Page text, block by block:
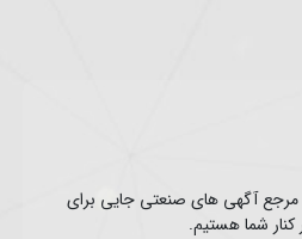
آگهی های صنعتی جایی برای
شما هستیم.